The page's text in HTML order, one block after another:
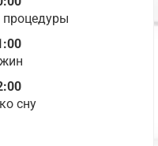
процедуры
сну